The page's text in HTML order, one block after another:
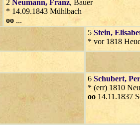
2 Neumann, Franz, Bauer
* 14.09.1843 Mühlbach
oo ...
5 Stein,
* vor 1818
6 Schubert,
* (err) 1810
oo 14.11.1837